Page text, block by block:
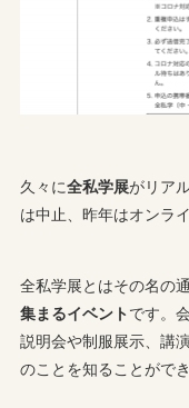
久々に全私学展がリア
は中止、昨年はオンラ
全私学展とはその名の
集まるイベントです。
説明会や制服展示、講
のことを知ることがで